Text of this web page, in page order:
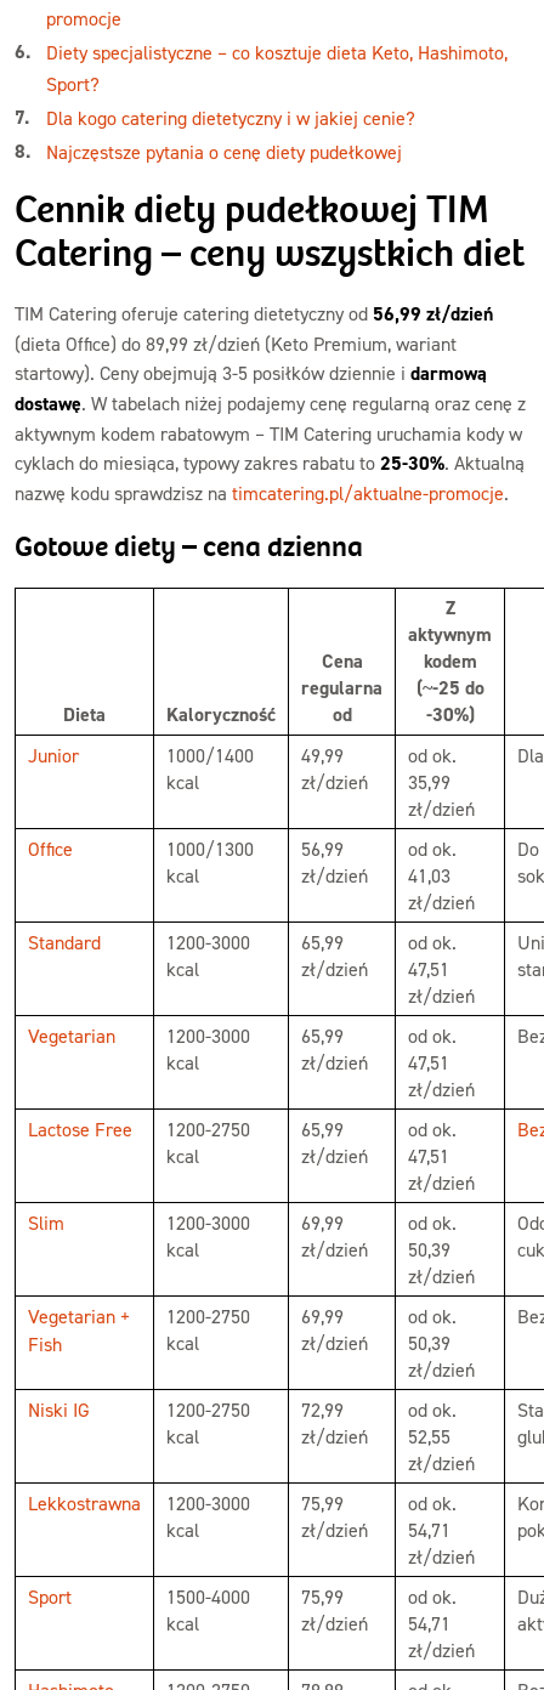
promocje
Diety specjalistyczne – co kosztuje dieta Keto, Hashimoto,
Sport?
Dla kogo catering dietetyczny i w jakiej cenie?
Najczęstsze pytania o cenę diety pudełkowej
Cennik diety pudełkowej TIM
Catering – ceny wszystkich diet
TIM Catering oferuje catering dietetyczny od 56,99 zł/dzień
(dieta Office) do 89,99 zł/dzień (Keto Premium, wariant
startowy). Ceny obejmują 3-5 posiłków dziennie i darmową
dostawę. W tabelach niżej podajemy cenę regularną oraz cenę z
aktywnym kodem rabatowym – TIM Catering uruchamia kody w
cyklach do miesiąca, typowy zakres rabatu to 25-30%. Aktualną
nazwę kodu sprawdzisz na timcatering.pl/aktualne-promocje.
Gotowe diety – cena dzienna
Dieta Kaloryczność
Cena
regularna
od
Z
aktywnym
kodem
(~-25 do
-30%)
Junior
1000/1400
kcal
49,99
zł/dzień
od ok.
35,99
zł/dzień
Office
1000/1300
kcal
56,99
zł/dzień
od ok.
41,03
zł/dzień
Standard
1200-3000
kcal
65,99
zł/dzień
od ok.
47,51
zł/dzień
Vegetarian
1200-3000
kcal
65,99
zł/dzień
od ok.
47,51
zł/dzień
Lactose Free
1200-2750
kcal
65,99
zł/dzień
od ok.
47,51
zł/dzień
Slim
1200-3000
kcal
69,99
zł/dzień
od ok.
50,39
zł/dzień
Vegetarian +
Fish
1200-2750
kcal
69,99
zł/dzień
od ok.
50,39
zł/dzień
Niski IG
1200-2750
kcal
72,99
zł/dzień
od ok.
52,55
zł/dzień
Lekkostrawna
1200-3000
kcal
75,99
zł/dzień
od ok.
54,71
zł/dzień
Sport
1500-4000
kcal
75,99
zł/dzień
od ok.
54,71
zł/dzień